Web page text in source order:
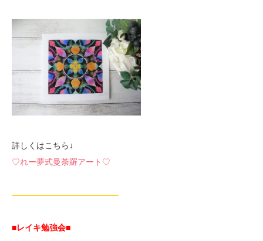
詳しくはこちら↓
♡れー夢式曼荼羅アート♡
—————————————
■レイキ勉強会■